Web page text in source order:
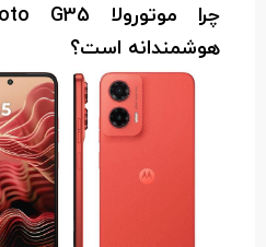
هوشمندانه است؟